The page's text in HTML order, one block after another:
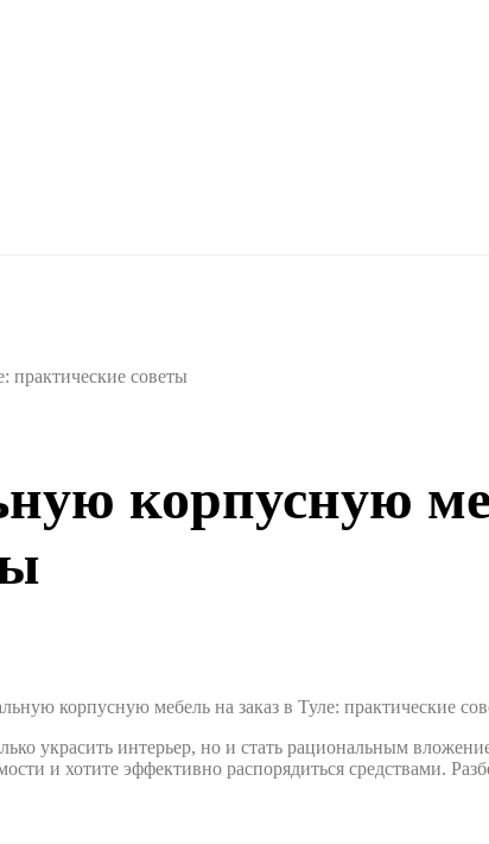
практические советы
корпусную
корпусную мебель на заказ в Туле: практические
украсить интерьер, но и стать рациональным
и хотите эффективно распорядиться средствами.